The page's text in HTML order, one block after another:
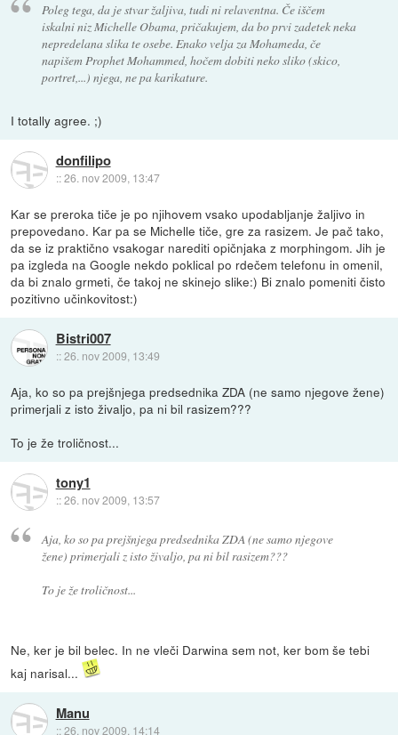
Poleg tega, da je stvar žaljiva, tudi ni relaventna. Če iščem
iskalni niz Michelle Obama, pričakujem, da bo prvi zadetek neka
nepredelana slika te osebe. Enako velja za Mohameda, če
napišem Prophet Mohammed, hočem dobiti neko sliko (skico,
portret,...) njega, ne pa karikature.
I totally agree. ;)
donfilipo
::26. nov 2009, 13:47
Kar se preroka tiče je po njihovem vsako upodabljanje žaljivo in
prepovedano. Kar pa se Michelle tiče, gre za rasizem. Je pač tako,
da se iz praktično vsakogar narediti opičnjaka z morphingom. Jih je
pa izgleda na Google nekdo poklical po rdečem telefonu in omenil,
da bi znalo grmeti, če takoj ne skinejo slike:) Bi znalo pomeniti čisto
pozitivno učinkovitost:)
Bistri007
::26. nov 2009, 13:49
Aja, ko so pa prejšnjega predsednika ZDA (ne samo njegove žene)
primerjali z isto živaljo, pa ni bil rasizem???
To je že troličnost...
tony1
::26. nov 2009, 13:57
Aja, ko so pa prejšnjega predsednika ZDA (ne samo njegove
žene) primerjali z isto živaljo, pa ni bil rasizem???
To je že troličnost...
Ne, ker je bil belec. In ne vleči Darwina sem not, ker bom še tebi
kaj narisal...
Manu
::26. nov 2009, 14:14